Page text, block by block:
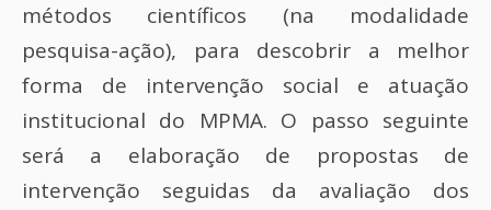
métodos científicos (na modalidade
pesquisa-ação), para descobrir a melhor
forma de intervenção social e atuação
institucional do MPMA. O passo seguinte
será a elaboração de propostas de
intervenção seguidas da avaliação dos